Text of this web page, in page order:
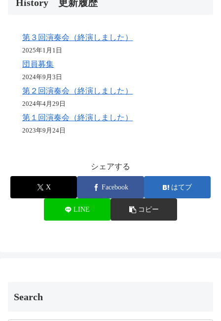
History 更新履歴
第３回演奏会（終演しました）
2025年1月1日
団員募集
2024年9月3日
第２回演奏会（終演しました）
2024年4月29日
第１回演奏会（終演しました）
2023年9月24日
シェアする
X Facebook はてブ
LINE コピー
Search